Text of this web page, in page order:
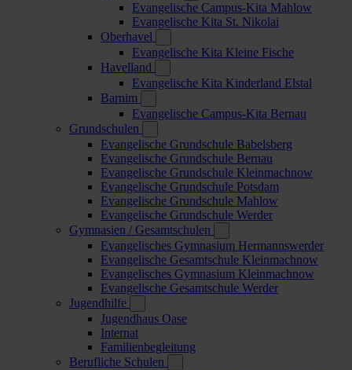
Evangelische Campus-Kita Mahlow
Evangelische Kita St. Nikolai
Oberhavel
Evangelische Kita Kleine Fische
Havelland
Evangelische Kita Kinderland Elstal
Barnim
Evangelische Campus-Kita Bernau
Grundschulen
Evangelische Grundschule Babelsberg
Evangelische Grundschule Bernau
Evangelische Grundschule Kleinmachnow
Evangelische Grundschule Potsdam
Evangelische Grundschule Mahlow
Evangelische Grundschule Werder
Gymnasien / Gesamtschulen
Evangelisches Gymnasium Hermannswerder
Evangelische Gesamtschule Kleinmachnow
Evangelisches Gymnasium Kleinmachnow
Evangelische Gesamtschule Werder
Jugendhilfe
Jugendhaus Oase
Internat
Familienbegleitung
Berufliche Schulen